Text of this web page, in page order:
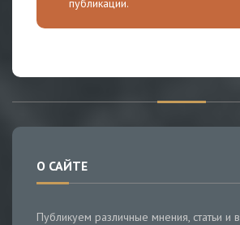
публикации.
О САЙТЕ
Публикуем различные мнения, статьи и